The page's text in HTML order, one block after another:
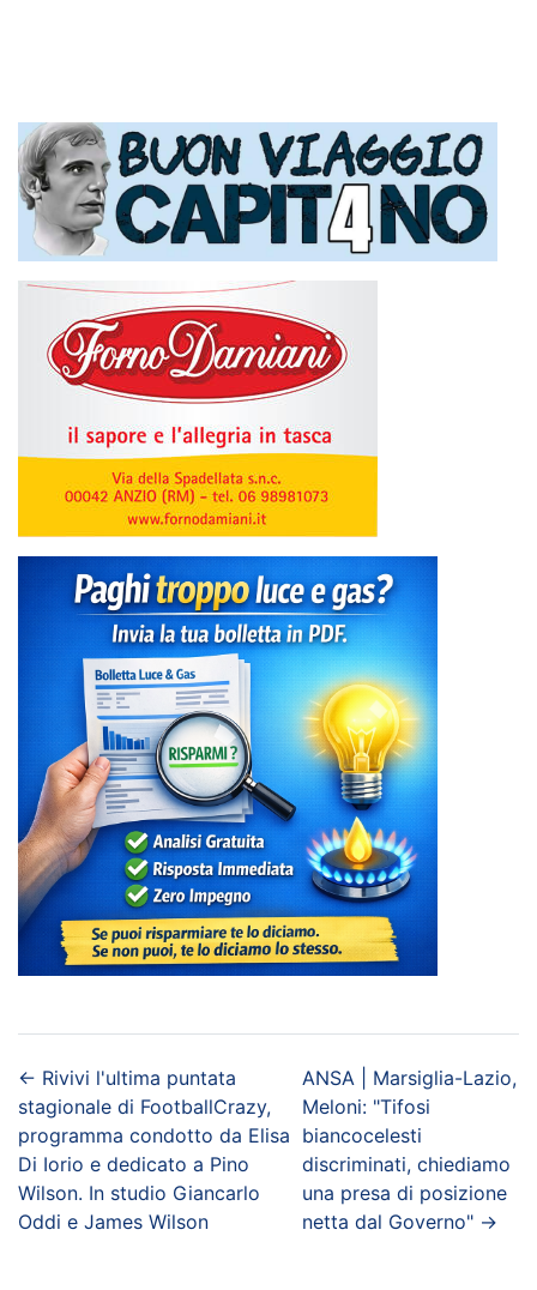
← Rivivi l'ultima puntata
stagionale di FootballCrazy,
programma condotto da Elisa
Di Iorio e dedicato a Pino
Wilson. In studio Giancarlo
Oddi e James Wilson
ANSA | Marsiglia-Lazio,
Meloni: "Tifosi
biancocelesti
discriminati, chiediamo
una presa di posizione
netta dal Governo"→